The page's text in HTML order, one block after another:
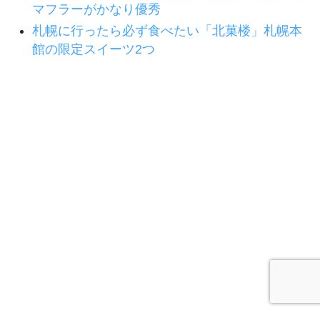
マフラーがかなり優秀
札幌に行ったら必ず食べたい「北菓楼」札幌本
館の限定スイーツ2つ